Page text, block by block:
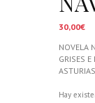
30,00€
NOVELA
GRISES
ASTURIAS
Hay